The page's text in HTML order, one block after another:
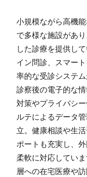
小規模ながら高機
で多様な施設があ
した診療を提供し
イン問診、スマー
率的な受診システ
診察後の電子的な
対策やプライバシ
ルテによるデータ
立。健康相談や生
ポートも充実し、
柔軟に対応してい
層への在宅医療や